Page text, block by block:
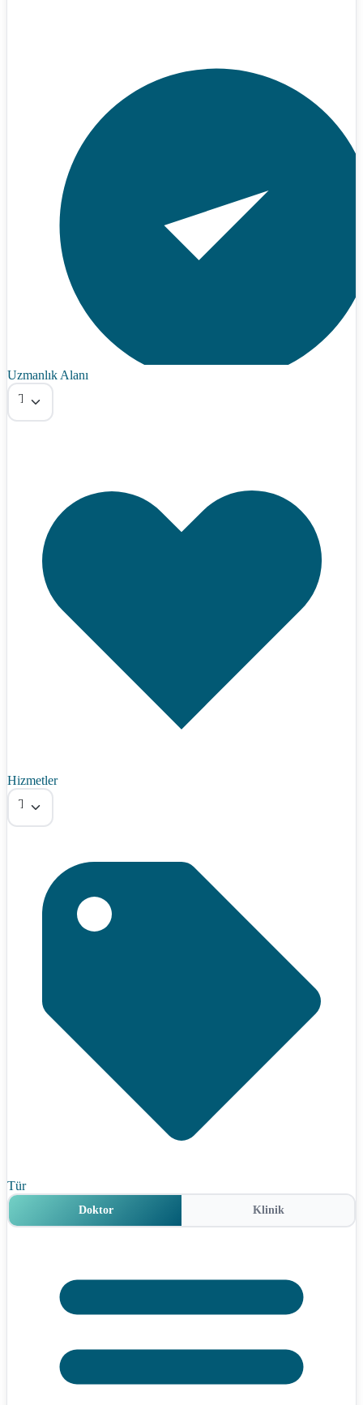
Uzmanlık Alanı
Tümü
Hizmetler
Tümü
Tür
Doktor Klinik